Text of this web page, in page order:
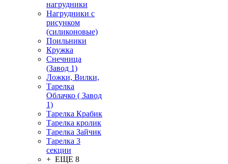
нагрудники
Нагрудники с
рисунком
(силиконовые)
Поильники
Кружка
Снечница
(Завод 1)
Ложки, Вилки,
Тарелка
Облачко ( Завод
1)
Тарелка Крабик
Тарелка кролик
Тарелка Зайчик
Тарелка 3
секции
+ ЕЩЕ 8